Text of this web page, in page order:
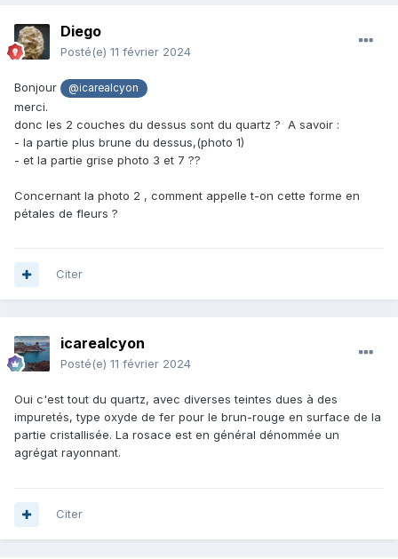
Diego
Posté(e) 11 février 2024
Bonjour @icarealcyon
merci.
donc les 2 couches du dessus sont du quartz ? A savoir :
- la partie plus brune du dessus,(photo 1)
- et la partie grise photo 3 et 7 ??
Concernant la photo 2 , comment appelle t-on cette forme en
pétales de fleurs ?
Citer
icarealcyon
Posté(e) 11 février 2024
Oui c'est tout du quartz, avec diverses teintes dues à des
impuretés, type oxyde de fer pour le brun-rouge en surface de la
partie cristallisée. La rosace est en général dénommée un
agrégat rayonnant.
Citer